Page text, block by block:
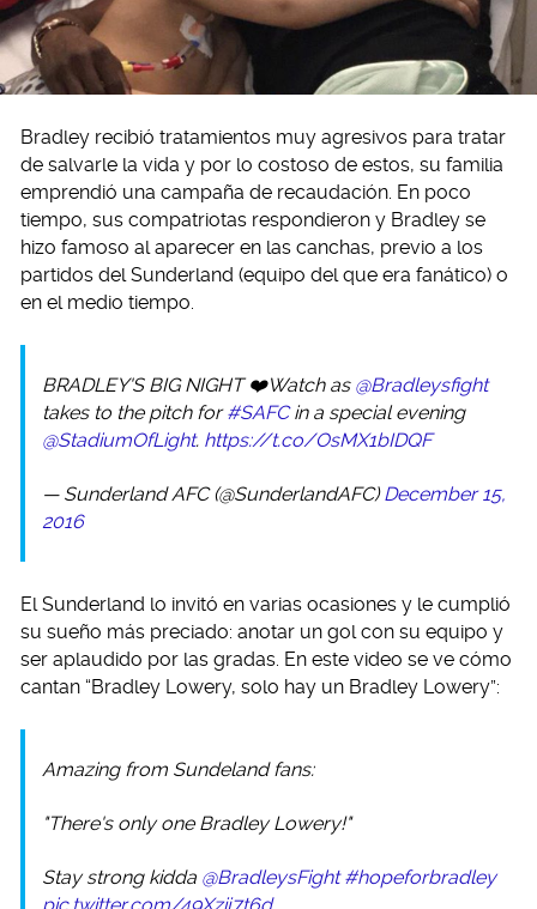
Bradley recibió tratamientos muy agresivos para tratar
de salvarle la vida y por lo costoso de estos, su familia
emprendió una campaña de recaudación. En poco
tiempo, sus compatriotas respondieron y Bradley se
hizo famoso al aparecer en las canchas, previo a los
partidos del Sunderland (equipo del que era fanático) o
en el medio tiempo.
BRADLEY'S BIG NIGHT ❤️Watch as @Bradleysfight
takes to the pitch for#SAFCin a special evening
@StadiumOfLight. https://t.co/OsMX1bIDQF
— Sunderland AFC (@SunderlandAFC)December 15,
2016
El Sunderland lo invitó en varias ocasiones y le cumplió
su sueño más preciado: anotar un gol con su equipo y
ser aplaudido por las gradas. En este video se ve cómo
cantan “Bradley Lowery, solo hay un Bradley Lowery”:
Amazing from Sundeland fans:
"There's only one Bradley Lowery!"
Stay strong kidda @BradleysFight #hopeforbradley
pic.twitter.com/49Xzij7t6d